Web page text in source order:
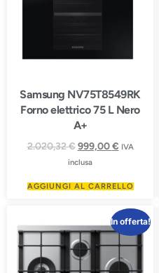
Samsung NV75T8549RK
Forno elettrico 75 L Nero
A+
2.020,32€ 999,00€ IVA
inclusa
AGGIUNGI AL CARRELLO
In offerta!